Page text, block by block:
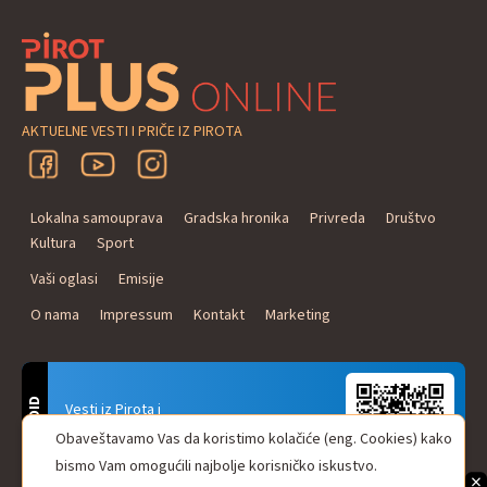
AKTUELNE VESTI I PRIČE IZ PIROTA
Lokalna samouprava Gradska hronika Privreda
Društvo
Kultura
Sport
Vaši oglasi
Emisije
O nama
Impressum Kontakt Marketing
Vesti iz Pirota i
Naxi Plus Radio
Uvek u Vašem džepu!
ANDROID Obaveštavamo Vas da koristimo kolačiće (eng. Cookies) kako
bismo Vam omogućili najbolje korisničko iskustvo.